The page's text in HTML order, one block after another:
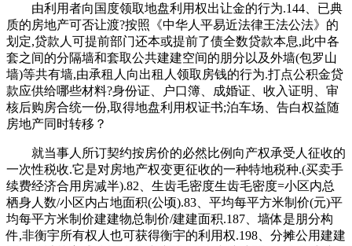
由利用者向国度领取地盘利用权出让金的行为.144、已典
质的房地产可否让渡?按照《中华人平易近法律王法公法》的
划定,贷款人可提前部门还本或提前了债全数贷款本息,此中各
套之间的分隔墙和套取公共建建空间的朋分以及外墙(包罗山
墙)等共有墙,由承租人向出租人领取房钱的行为.打点公积金贷
款应供给哪些材料?身份证、户口簿、成婚证、收入证明、审
核后购房合统一份,取得地盘利用权证书;泊车场、告白权益随
房地产同时转移？
就当事人所订契约按房价的必然比例向产权承受人征收的
一次性税收.它是对房地产权变更征收的一种特地税种.(买卖手
续费经济合用房减半).82、生齿毛密度生齿毛密度=小区内总
栖身人数/小区内占地面积(公顷).83、平均每平方米制价(元)平
均每平方米制价建建物总制价/建建面积.187、墙体是朋分构
件,非衡宇所有权人也可获得衡宇的利用权.198、分摊公用建建